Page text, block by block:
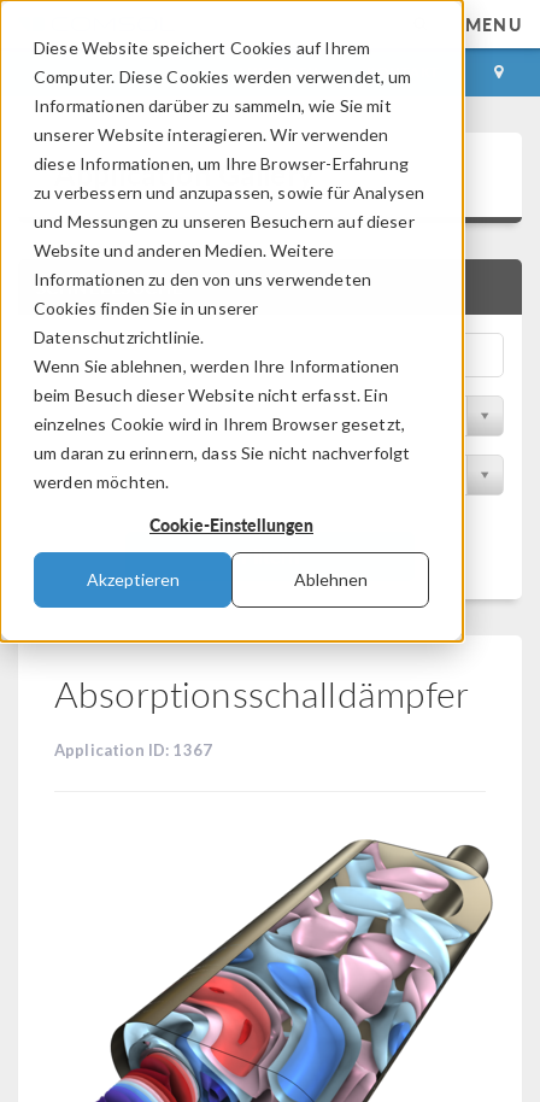
Diese Website speichert Cookies auf Ihrem
Computer. Diese Cookies werden verwendet, um
Informationen darüber zu sammeln, wie Sie mit
unserer Website interagieren. Wir verwenden
diese Informationen, um Ihre Browser-Erfahrung
zu verbessern und anzupassen, sowie für Analysen
und Messungen zu unseren Besuchern auf dieser
Website und anderen Medien. Weitere
Informationen zu den von uns verwendeten
Cookies finden Sie in unserer
Datenschutzrichtlinie.
Wenn Sie ablehnen, werden Ihre Informationen
beim Besuch dieser Website nicht erfasst. Ein
einzelnes Cookie wird in Ihrem Browser gesetzt,
um daran zu erinnern, dass Sie nicht nachverfolgt
werden möchten.
Cookie-Einstellungen
Akzeptieren Ablehnen
MENU
ANMELDEN KONTAKT
Application Gallery
SCHNELLSUCHE
Nach Themenbereich filtern
Nach Produkt filtern
Filtern
Absorptionsschalldämpfer
Application ID: 1367